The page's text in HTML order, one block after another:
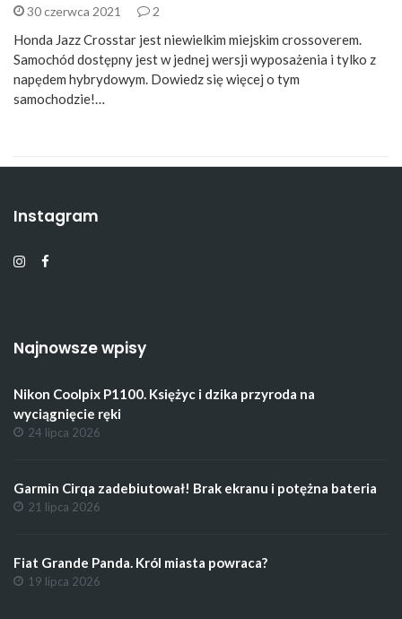
30 czerwca 2021 2
Honda Jazz Crosstar jest niewielkim miejskim crossoverem.
Samochód dostępny jest w jednej wersji wyposażenia i tylko z
napędem hybrydowym. Dowiedz się więcej o tym
samochodzie!…
Instagram
Najnowsze wpisy
Nikon Coolpix P1100. Księżyc i dzika przyroda na
wyciągnięcie ręki
24 lipca 2026
Garmin Cirqa zadebiutował! Brak ekranu i potężna bateria
21 lipca 2026
Fiat Grande Panda. Król miasta powraca?
19 lipca 2026